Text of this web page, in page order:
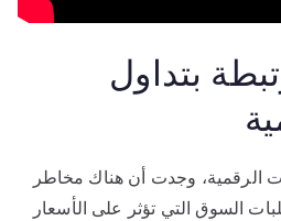
بتداول
الرقمية، وجدت أن هناك مخاطر
السوق التي تؤثر على الأسعار